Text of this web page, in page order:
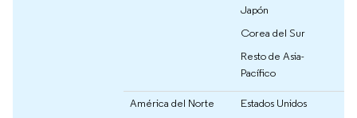
Japón
Corea del Sur
Resto de Asia-
Pacífico
América del Norte
Estados Unidos